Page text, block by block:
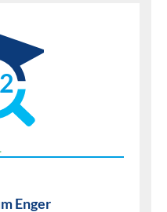
Enger